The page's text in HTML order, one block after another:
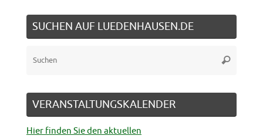
SUCHEN AUF LUEDENHAUSEN.DE
Suchen
VERANSTALTUNGSKALENDER
Hier finden Sie den aktuellen